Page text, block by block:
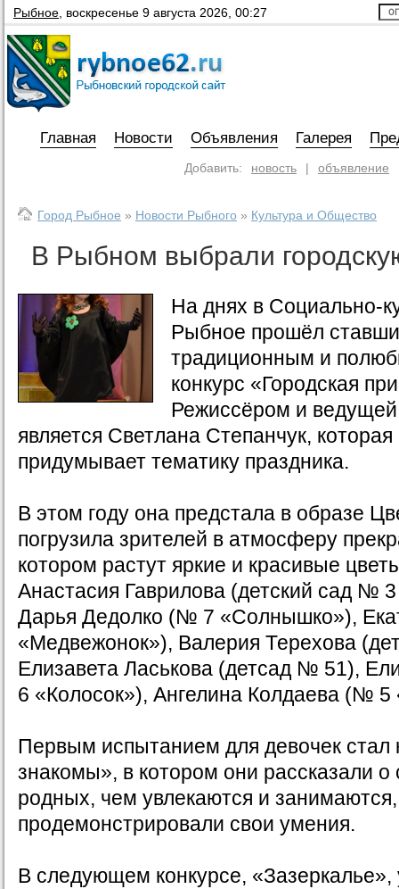
Рыбное воскресенье 9 августа 2026, 00:27
Главная Новости Объявления Галерея
Добавить: новость | объявление
Город Рыбное » Новости Рыбного » Культура и Общество
В Рыбном выбрали
На днях в Социально-
Рыбное прошёл
традиционным и
конкурс «Городская
Режиссёром и ведущей
является Светлана Степанчук,
придумывает тематику праздника.
В этом году она предстала в образе
погрузила зрителей в атмосферу
котором растут яркие и красивые
Анастасия Гаврилова (детский сад №
Дарья Дедолко (№ 7 «Солнышко»),
«Медвежонок»), Валерия Терехова
Елизавета Ласькова (детсад № 51),
6 «Колосок»), Ангелина Колдаева (№ 5
Первым испытанием для девочек стал
знакомы», в котором они рассказали о
родных, чем увлекаются и
продемонстрировали свои умения.
В следующем конкурсе,